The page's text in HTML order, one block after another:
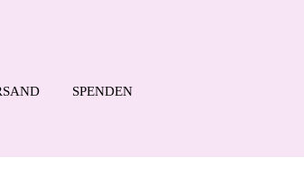
SPENDEN